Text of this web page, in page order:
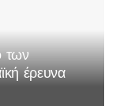
των
έρευνα